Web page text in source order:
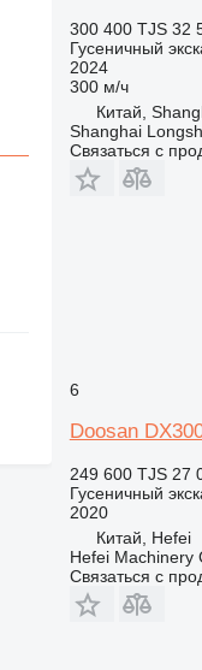
300 400 TJS 32
Гусеничный
2024
300 м/ч
Китай,
Shanghai
Связаться с
6
Doosan
249 600 TJS 27
Гусеничный
2020
Китай, Hefei
Hefei Machinery
Связаться с